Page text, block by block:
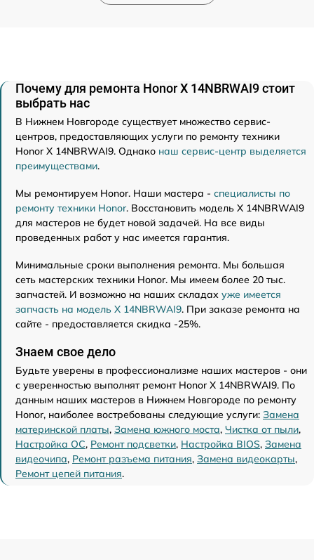
Почему для ремонта Honor X 14NBRWAI9 стоит
выбрать нас
В Нижнем Новгороде существует множество сервис-
центров, предоставляющих услуги по ремонту техники
Honor X 14NBRWAI9. Однако наш сервис-центр выделяется
преимуществами.
Мы ремонтируем Honor. Наши мастера - специалисты по
ремонту техники Honor. Восстановить модель X 14NBRWAI9
для мастеров не будет новой задачей. На все виды
проведенных работ у нас имеется гарантия.
Минимальные сроки выполнения ремонта. Мы большая
сеть мастерских техники Honor. Мы имеем более 20 тыс.
запчастей. И возможно на наших складах уже имеется
запчасть на модель X 14NBRWAI9. При заказе ремонта на
сайте - предоставляется скидка -25%.
Знаем свое дело
Будьте уверены в профессионализме наших мастеров - они
с уверенностью выполнят ремонт Honor X 14NBRWAI9. По
данным наших мастеров в Нижнем Новгороде по ремонту
Honor, наиболее востребованы следующие услуги: Замена
материнской платы, Замена южного моста, Чистка от пыли,
Настройка ОС, Ремонт подсветки, Настройка BIOS, Замена
видеочипа, Ремонт разъема питания, Замена видеокарты,
Ремонт цепей питания.